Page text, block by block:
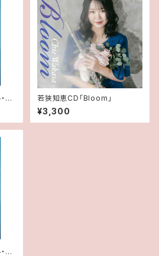
若狭知恵CD「Bloom」
¥3,300